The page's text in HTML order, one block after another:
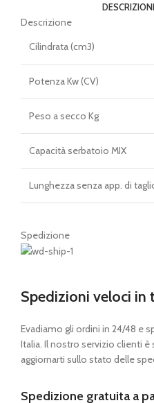
Descrizione
Cilindrata (cm3)
Potenza Kw (CV)
Peso a secco Kg
Capacità serbatoio MIX
Lunghezza senza app. di
Spedizione
Spedizioni veloci
Evadiamo gli ordini in 24/48 e
Italia. Il nostro servizio clienti
aggiornarti sullo stato delle
Spedizione gratuita a